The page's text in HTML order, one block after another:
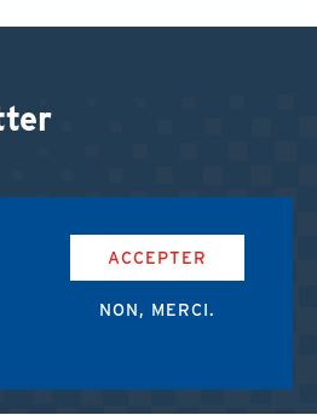
de l'AMUB.
ACCEPTER
NON, MERCI.